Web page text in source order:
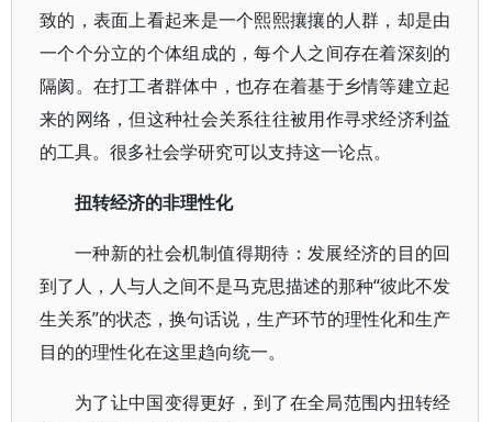
致的，表面上看起来是一个熙熙攘攘的人群，却是由
一个个分立的个体组成的，每个人之间存在着深刻的
隔阂。在打工者群体中，也存在着基于乡情等建立起
来的网络，但这种社会关系往往被用作寻求经济利益
的工具。很多社会学研究可以支持这一论点。
扭转经济的非理性化
一种新的社会机制值得期待：发展经济的目的回
到了人，人与人之间不是马克思描述的那种“彼此不发
生关系”的状态，换句话说，生产环节的理性化和生产
目的的理性化在这里趋向统一。
为了让中国变得更好，到了在全局范围内扭转经